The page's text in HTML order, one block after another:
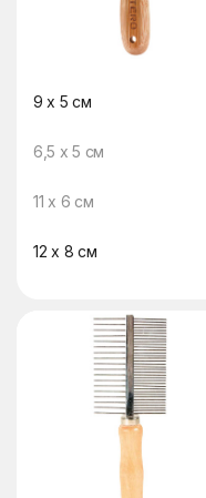
9 x 5 см
6,5 x 5 см
11 x 6 см
12 x 8 см